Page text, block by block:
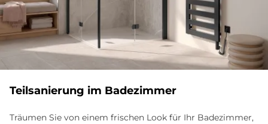
Teilsanierung im Badezimmer
Träumen Sie von einem frischen Look für Ihr Badezimmer,